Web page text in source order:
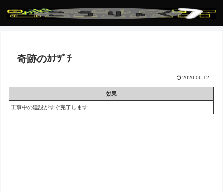
奇跡のｶﾅﾂﾞﾁ
2020.06.12
効果
工事中の建設がすぐ完了します